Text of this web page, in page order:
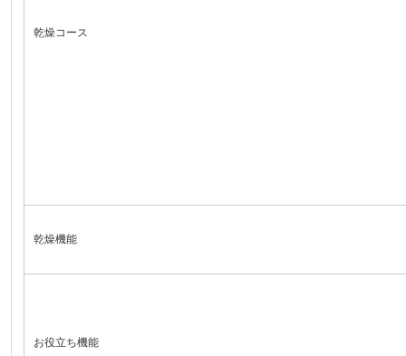
乾燥コース
乾燥機能
お役立ち機能